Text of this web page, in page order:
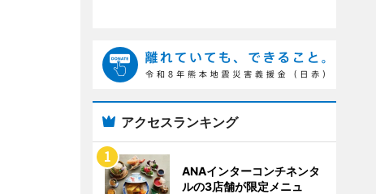
アクセスランキング
ANAインターコンチネンタ
ルの3店舗が限定メニュ